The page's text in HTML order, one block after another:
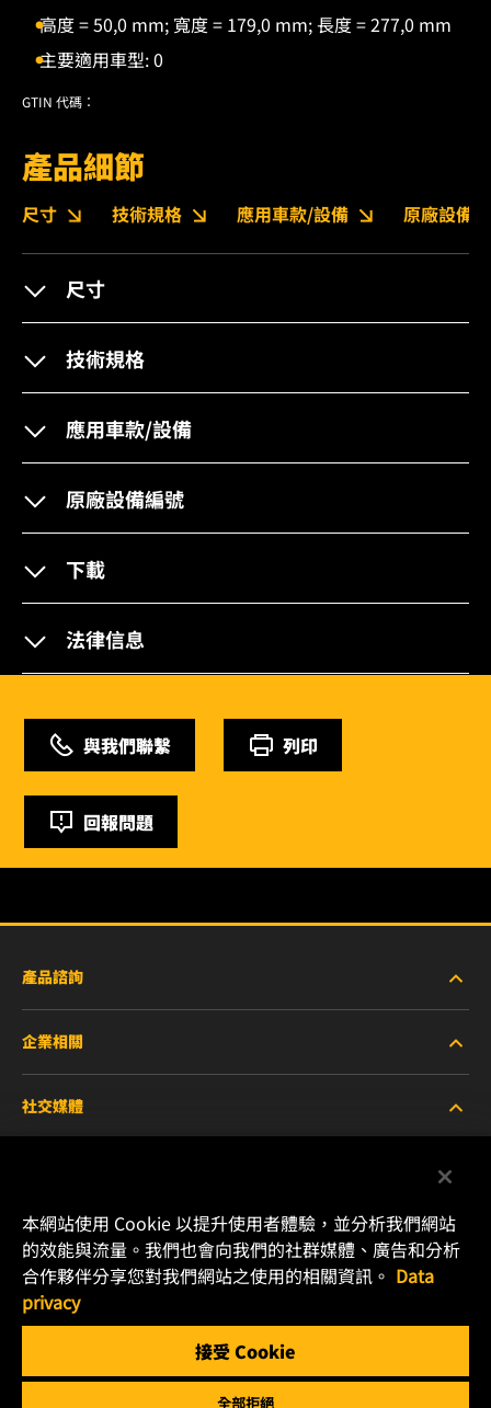
高度 = 50,0 mm; 寬度 = 179,0 mm; 長度 = 277,0 mm
主要適用車型: 0
GTIN 代碼：
產品細節
尺寸 技術規格 應用車款/設備 原廠設備
尺寸
技術規格
應用車款/設備
原廠設備編號
下載
法律信息
與我們聯繫 列印
回報問題
產品諮詢
重型設備車輛
小客車與商用車
賽車產品
企業相關
關於WIX
聯絡我們
職涯發展
社交媒體
Instagram
YouTube
本網站使用 Cookie 以提升使用者體驗，並分析我們網站
的效能與流量。我們也會向我們的社群媒體、廣告和分析
合作夥伴分享您對我們網站之使用的相關資訊。 Data
privacy
接受 Cookie
全部拒絕